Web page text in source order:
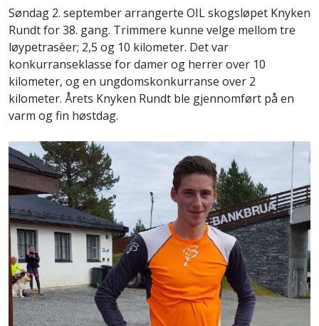
Søndag 2. september arrangerte OIL skogsløpet Knyken
Rundt for 38. gang. Trimmere kunne velge mellom tre
løypetrasèer; 2,5 og 10 kilometer. Det var
konkurranseklasse for damer og herrer over 10
kilometer, og en ungdomskonkurranse over 2
kilometer. Årets Knyken Rundt ble gjennomført på en
varm og fin høstdag.